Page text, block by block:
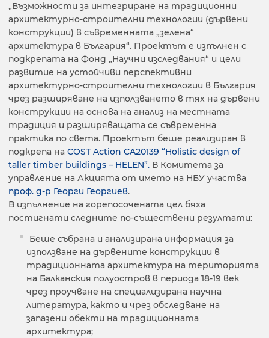
„Възможности за интегриране на традиционни
архитектурно-строителни технологии (дървени
конструкции) в съвременната „зелена“
архитектура в България“. Проектът е изпълнен с
подкрепата на Фонд „Научни изследвания“ и цели
развитие на устойчиви перспективни
архитектурно-строителни технологии в България
чрез разширяване на използването в тях на дървени
конструкции на основа на анализ на местната
традиция и разширяващата се съвременна
практика по света. Проектът беше реализиран в
подкрепа на COST Action CA20139 “Holistic design of
taller timber buildings – HELEN”. В Комитета за
управление на Акцията от името на НБУ участва
проф. д-р Георги Георгиев.
В изпълнение на горепосочената цел бяха
постигнати следните по-съществени резултати:
Беше събрана и анализирана информация за
използване на дървените конструкции в
традиционната архитектура на територията
на Балканския полуостров в периода 18-19 век
чрез проучване на специализирана научна
литература, както и чрез обследване на
запазени обекти на традиционната
архитектура;